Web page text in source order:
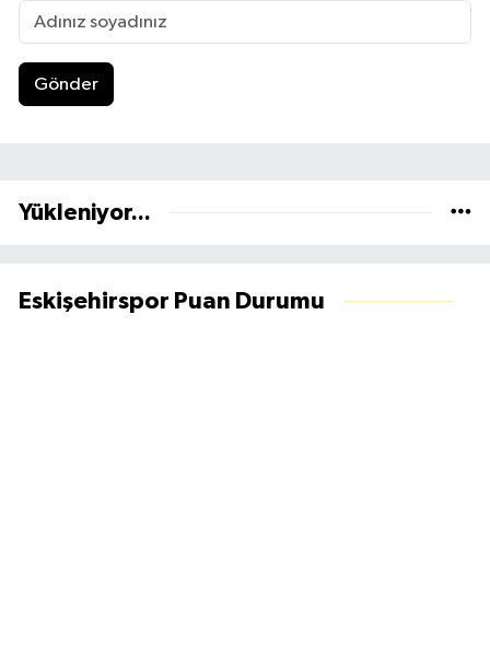
Gönder
Yükleniyor...
Eskişehirspor Puan Durumu